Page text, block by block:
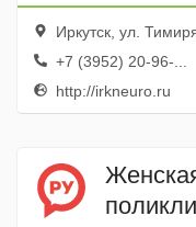
Иркутск, ул.
+7 (3952) 20-96-...
http://irkneuro.ru